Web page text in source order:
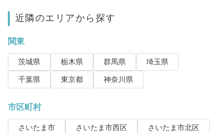
近隣のエリアから探す
関東
茨城県 栃木県 群馬県
埼玉県
千葉県
東京都 神奈川県
市区町村
さいたま市 さいたま市西区
さいたま市北区